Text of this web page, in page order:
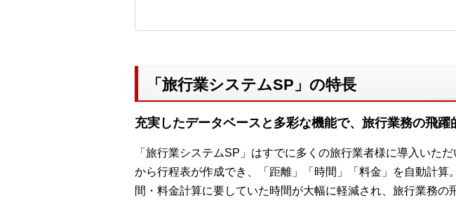
「旅行業システムSP」の特長
充実したデータベースと多彩な機能で、旅行業務の飛躍
「旅行業システムSP」はすでに多くの旅行業者様に導入いた
から行程表が作成でき、「距離」「時間」「料金」を自動計算
間・料金計算に要していた時間が大幅に軽減され、旅行業務の